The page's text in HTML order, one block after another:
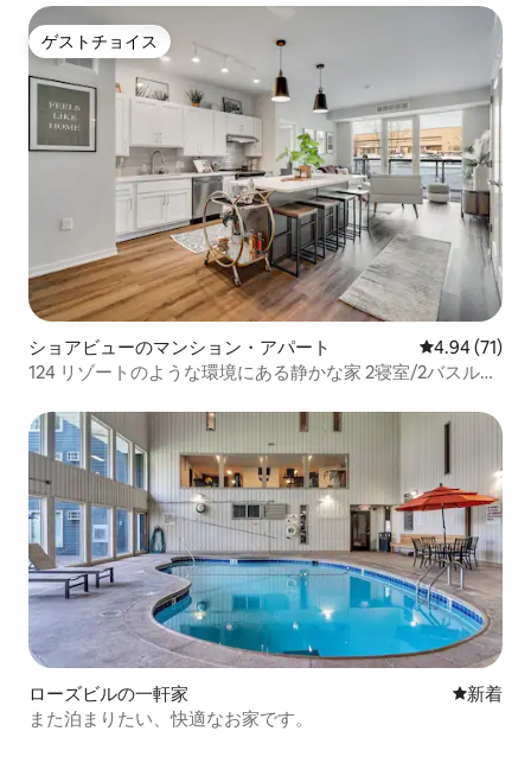
ゲストチョイス
ゲストチョイス
ショアビューのマンション・アパート レビュー71
4.94 (71)
124 リゾートのような環境にある静かな家 2寝室/2バスルー
ローズビルの一軒家 新しい宿
新着
また泊まりたい、快適なお家です。